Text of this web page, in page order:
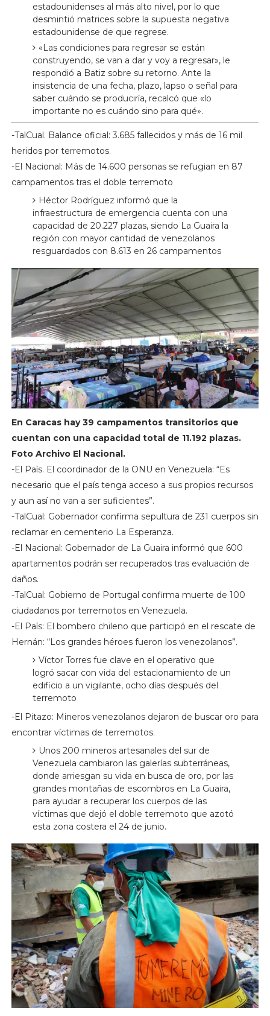
estadounidenses al más alto nivel, por lo que
desmintió matrices sobre la supuesta negativa
estadounidense de que regrese.
«Las condiciones para regresar se están
construyendo, se van a dar y voy a regresar», le
respondió a Batiz sobre su retorno. Ante la
insistencia de una fecha, plazo, lapso o señal para
saber cuándo se produciría, recalcó que «lo
importante no es cuándo sino para qué».
-TalCual. Balance oficial: 3.685 fallecidos y más de 16 mil
heridos por terremotos.
-El Nacional: Más de 14.600 personas se refugian en 87
campamentos tras el doble terremoto
Héctor Rodríguez informó que la
infraestructura de emergencia cuenta con una
capacidad de 20.227 plazas, siendo La Guaira la
región con mayor cantidad de venezolanos
resguardados con 8.613 en 26 campamentos
En Caracas hay 39 campamentos transitorios que
cuentan con una capacidad total de 11.192 plazas.
Foto Archivo El Nacional.
-El País. El coordinador de la ONU en Venezuela: “Es
necesario que el país tenga acceso a sus propios recursos
y aun así no van a ser suficientes”.
-TalCual: Gobernador confirma sepultura de 231 cuerpos sin
reclamar en cementerio La Esperanza.
-El Nacional: Gobernador de La Guaira informó que 600
apartamentos podrán ser recuperados tras evaluación de
daños.
-TalCual: Gobierno de Portugal confirma muerte de 100
ciudadanos por terremotos en Venezuela.
-El País: El bombero chileno que participó en el rescate de
Hernán: “Los grandes héroes fueron los venezolanos”.
Víctor Torres fue clave en el operativo que
logró sacar con vida del estacionamiento de un
edificio a un vigilante, ocho días después del
terremoto
-El Pitazo: Mineros venezolanos dejaron de buscar oro para
encontrar víctimas de terremotos.
Unos 200 mineros artesanales del sur de
Venezuela cambiaron las galerías subterráneas,
donde arriesgan su vida en busca de oro, por las
grandes montañas de escombros en La Guaira,
para ayudar a recuperar los cuerpos de las
víctimas que dejó el doble terremoto que azotó
esta zona costera el 24 de junio.